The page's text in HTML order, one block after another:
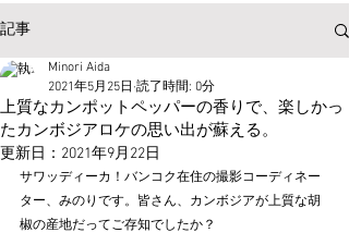
記事
上質なカンポットペッパーの香りで、楽しかっ
たカンボジアロケの思い出が蘇える。
Minori Aida
2021年5月25日 読了時間: 0分
更新日： 2021年9月22日
サワッディーカ！バンコク在住の撮影コーディネー
ター、みのりです。皆さん、カンボジアが上質な胡
椒の産地だってご存知でしたか？